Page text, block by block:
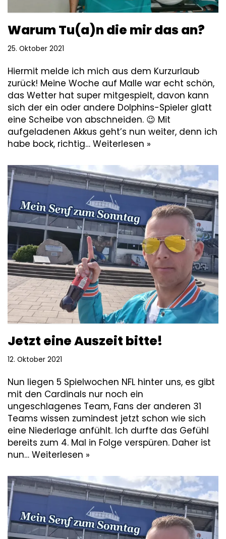
Warum Tu(a)n die mir das an?
25. Oktober 2021
Hiermit melde ich mich aus dem Kurzurlaub
zurück! Meine Woche auf Malle war echt schön,
das Wetter hat super mitgespielt, davon kann
sich der ein oder andere Dolphins-Spieler glatt
eine Scheibe von abschneiden. 😉 Mit
aufgeladenen Akkus geht’s nun weiter, denn ich
habe bock, richtig… Weiterlesen »
Jetzt eine Auszeit bitte!
12. Oktober 2021
Nun liegen 5 Spielwochen NFL hinter uns, es gibt
mit den Cardinals nur noch ein
ungeschlagenes Team, Fans der anderen 31
Teams wissen zumindest jetzt schon wie sich
eine Niederlage anfühlt. Ich durfte das Gefühl
bereits zum 4. Mal in Folge verspüren. Daher ist
nun… Weiterlesen »